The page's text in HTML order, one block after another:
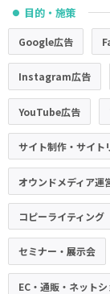
● 目的・施策
Google広告
Instagram広告
YouTube広告
サイト制作・サイト
オウンドメディア運
コピーライティング
セミナー・展示会
EC・通販・ネット